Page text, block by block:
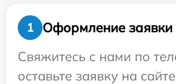
1
Оформление заявки
Свяжитесь с нами по
оставьте заявку на сайте